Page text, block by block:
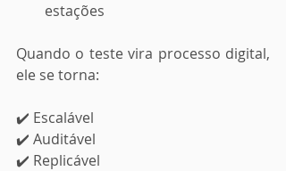
estações
Quando o teste vira processo digital,
ele se torna:
✔️ Escalável
✔️ Auditável
✔️ Replicável